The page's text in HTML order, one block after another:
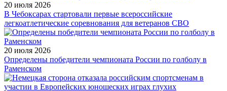
20 июля 2026
В Чебоксарах стартовали первые всероссийские
легкоатлетические соревнования для ветеранов СВО
20 июля 2026
Определены победители чемпионата России по голболу в
Раменском